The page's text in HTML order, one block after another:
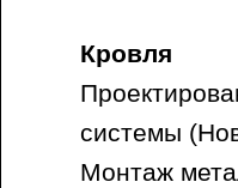
Кровля
системы
Монтаж